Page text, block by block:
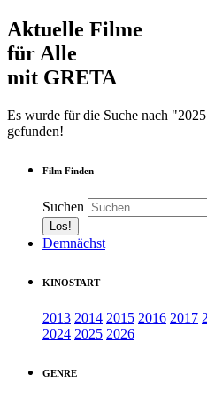
Aktuelle Filme
für Alle
mit GRETA
Es wurde für die Suche nach
gefunden!
Film Finden
Suchen
Demnächst
KINOSTART
2013 2014 2015 2016 2017
2024 2025 2026
GENRE